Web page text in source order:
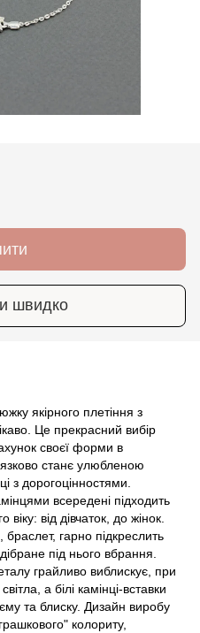
швидко
якірного плетіння з
Це прекрасний вибір
своєї форми в
станє улюбленою
з дорогоцінностями.
всередені підходить
від дівчаток, до жінок.
гарно підкреслить
під нього вбрання.
грайливо виблискує, при
а білі камінці-вставки
та блиску. Дизайн виробу
колориту,